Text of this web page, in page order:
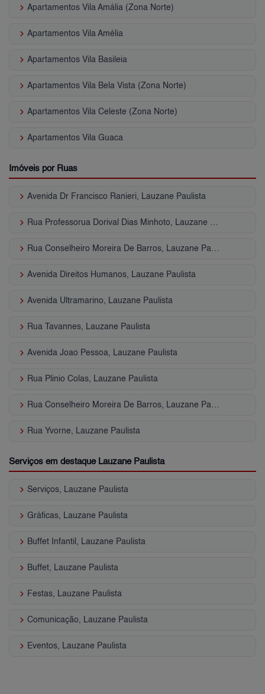
keyboard_arrow_right Apartamentos Vila Amália (Zona Norte)
keyboard_arrow_right Apartamentos Vila Amélia
keyboard_arrow_right Apartamentos Vila Basileia
keyboard_arrow_right Apartamentos Vila Bela Vista (Zona Norte)
keyboard_arrow_right Apartamentos Vila Celeste (Zona Norte)
keyboard_arrow_right Apartamentos Vila Guaca
Imóveis por Ruas
keyboard_arrow_right Avenida Dr Francisco Ranieri, Lauzane Paulista
keyboard_arrow_right
keyboard_arrow_right
keyboard_arrow_right Avenida Direitos Humanos, Lauzane Paulista
keyboard_arrow_right Avenida Ultramarino, Lauzane Paulista
keyboard_arrow_right Rua Tavannes, Lauzane Paulista
keyboard_arrow_right Avenida Joao Pessoa, Lauzane Paulista
keyboard_arrow_right Rua Plinio Colas, Lauzane Paulista
keyboard_arrow_right
keyboard_arrow_right Rua Yvorne, Lauzane Paulista
Serviços em destaque Lauzane Paulista
keyboard_arrow_right Serviços, Lauzane Paulista
keyboard_arrow_right Gráficas, Lauzane Paulista
keyboard_arrow_right Buffet Infantil, Lauzane Paulista
keyboard_arrow_right Buffet, Lauzane Paulista
keyboard_arrow_right Festas, Lauzane Paulista
keyboard_arrow_right Comunicação, Lauzane Paulista
keyboard_arrow_right Eventos, Lauzane Paulista